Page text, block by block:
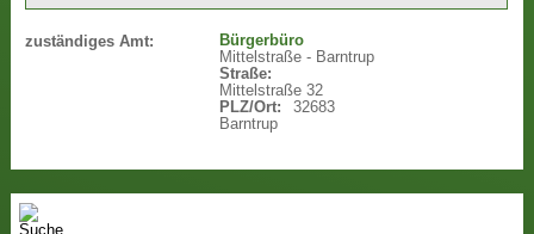
zuständiges Amt:
Bürgerbüro
Mittelstraße - Barntrup
Straße:
Mittelstraße 32
PLZ/Ort:
32683
Barntrup